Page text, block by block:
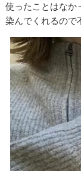
使ったことはなか
染んでくれるので